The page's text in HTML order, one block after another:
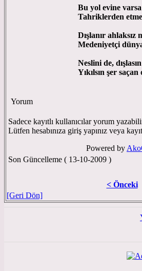
Bu yol evine varsa
Tahriklerden etmez
Dışlanır ahlaksız
Medeniyetçi
Neslini de, dışlasın
Yıkılsın şer saçan
Yorum
Sadece kayıtlı kullanıcılar yorum
Lütfen hesabınıza giriş yapınız veya
Powered by
Son Güncelleme ( 13-10-2009 )
< Önceki
[Geri Dön]